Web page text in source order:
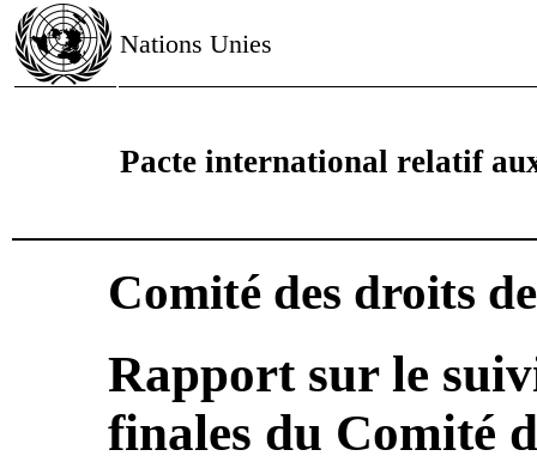
Nations Unies
Pacte international relatif
Comité des droits
Rapport sur le
finales du Comité